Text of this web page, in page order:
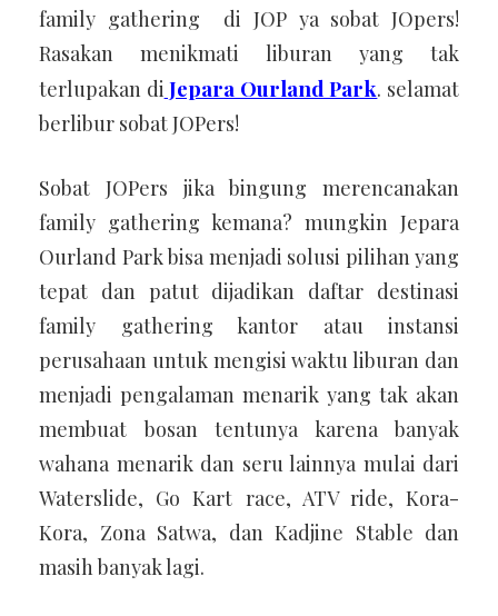
family gathering di JOP ya sobat JOpers!
Rasakan menikmati liburan yang tak
terlupakan di Jepara Ourland Park. selamat
berlibur sobat JOPers!
Sobat JOPers jika bingung merencanakan
family gathering kemana? mungkin Jepara
Ourland Park bisa menjadi solusi pilihan yang
tepat dan patut dijadikan daftar destinasi
family gathering kantor atau instansi
perusahaan untuk mengisi waktu liburan dan
menjadi pengalaman menarik yang tak akan
membuat bosan tentunya karena banyak
wahana menarik dan seru lainnya mulai dari
Waterslide, Go Kart race, ATV ride, Kora-
Kora, Zona Satwa, dan Kadjine Stable dan
masih banyak lagi.